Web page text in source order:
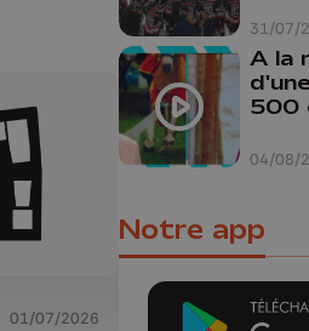
01/07/2026
31/07/
04/08/
A la
500
Notre app